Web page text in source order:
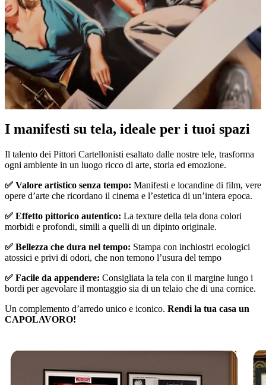
I manifesti su tela, ideale per i tuoi spazi
Il talento dei Pittori Cartellonisti esaltato dalle nostre tele, trasforma
ogni ambiente in un luogo ricco di arte, storia ed emozione.
✅ Valore artistico senza tempo: Manifesti e locandine di film, vere
opere d’arte che ricordano il cinema e l’estetica di un’intera epoca.
✅ Effetto pittorico autentico: La texture della tela dona colori
morbidi e profondi, simili a quelli di un dipinto originale.
✅ Bellezza che dura nel tempo: Stampa con inchiostri ecologici
atossici e privi di odori, che non temono l’usura del tempo
✅ Facile da appendere: Consigliata la tela con il margine lungo i
bordi per agevolare il montaggio sia di un telaio che di una cornice.
Un complemento d’arredo unico e iconico. Rendi la tua casa un
CAPOLAVORO!